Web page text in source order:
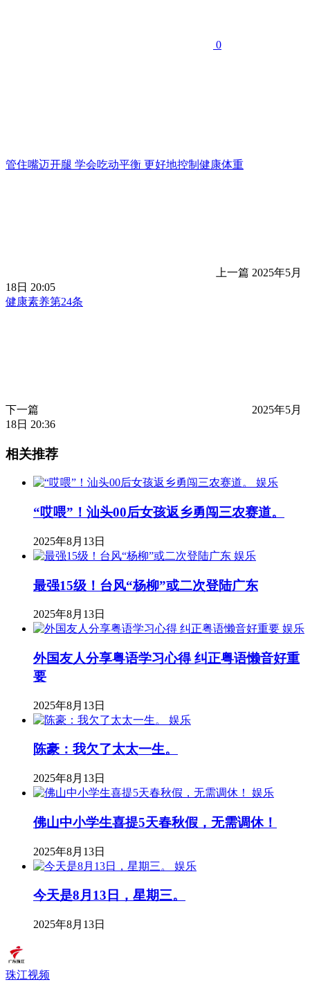
0
管住嘴迈开腿 学会吃动平衡 更好地控制健康体重
上一篇 2025年5月
18日 20:05
健康素养第24条
下一篇
2025年5月
18日 20:36
相关推荐
娱乐
“哎喂”！汕头00后女孩返乡勇闯三农赛道。
2025年8月13日
娱乐
最强15级！台风“杨柳”或二次登陆广东
2025年8月13日
娱乐
外国友人分享粤语学习心得 纠正粤语懒音好重
要
2025年8月13日
娱乐
陈豪：我欠了太太一生。
2025年8月13日
娱乐
佛山中小学生喜提5天春秋假，无需调休！
2025年8月13日
娱乐
今天是8月13日，星期三。
2025年8月13日
珠江视频